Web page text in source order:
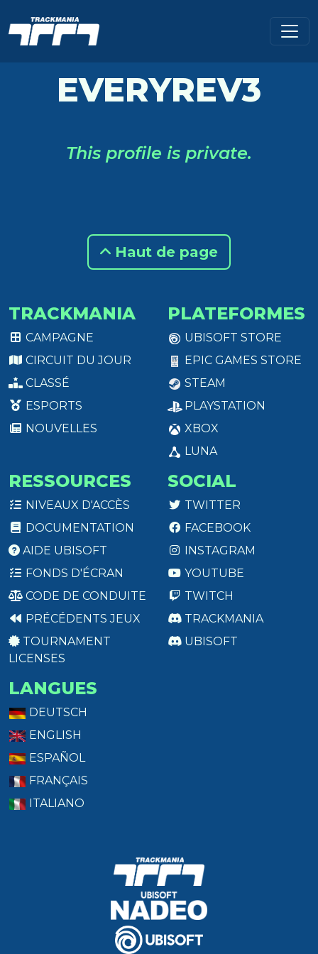
EVERYREV3
This profile is private.
Haut de page
TRACKMANIA
CAMPAGNE
CIRCUIT DU JOUR
CLASSÉ
ESPORTS
NOUVELLES
PLATEFORMES
UBISOFT STORE
EPIC GAMES STORE
STEAM
PLAYSTATION
XBOX
LUNA
RESSOURCES
NIVEAUX D'ACCÈS
DOCUMENTATION
AIDE UBISOFT
FONDS D'ÉCRAN
CODE DE CONDUITE
PRÉCÉDENTS JEUX
TOURNAMENT
LICENSES
SOCIAL
TWITTER
FACEBOOK
INSTAGRAM
YOUTUBE
TWITCH
TRACKMANIA
UBISOFT
LANGUES
DEUTSCH
ENGLISH
ESPAÑOL
FRANÇAIS
ITALIANO